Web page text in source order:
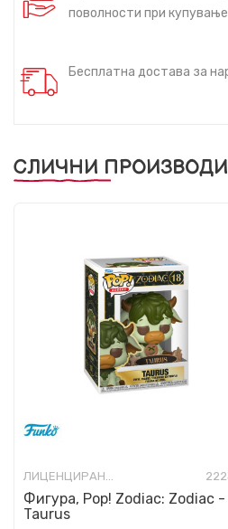
поволности при
Бесплатна достава за
СЛИЧНИ ПРОИЗВОДИ
ЛИЦЕНЦИРАНИ ФИГУРИ И СЕТОВИ
Фигура, Pop! Zodiac: Zodiac -
Taurus